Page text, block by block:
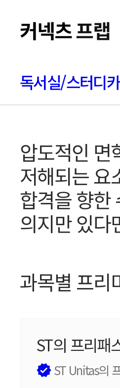
독서실/스터디
압도적인 면
저해되는 요
합격을 향한
의지만 있다
과목별 프리
ST의 프리패
ST Unitas의